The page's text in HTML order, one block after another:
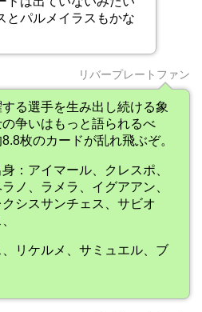
とパルメイラスもかな
リバープレートファン
る選手を生み出し続ける象
争いはもっと語られるべ
枚のカードが乱れ飛ぶぞ。
：アイマール、クレスポ、
ノ、ラメラ、イグアアン、
シスサンチェス、サビオ
リケルメ、サミュエル、ブ